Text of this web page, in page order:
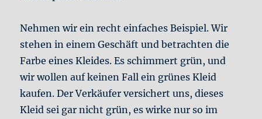
Nehmen wir ein recht einfaches Beispiel. Wir
stehen in einem Geschäft und betrachten die
Farbe eines Kleides. Es schimmert grün, und
wir wollen auf keinen Fall ein grünes Kleid
kaufen. Der Verkäufer versichert uns, dieses
Kleid sei gar nicht grün, es wirke nur so im